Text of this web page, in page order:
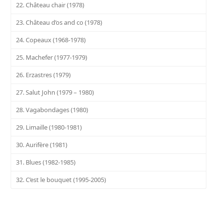
22. Château chair (1978)
23. Château d’os and co (1978)
24. Copeaux (1968-1978)
25. Machefer (1977-1979)
26. Erzastres (1979)
27. Salut John (1979 – 1980)
28. Vagabondages (1980)
29. Limaille (1980-1981)
30. Aurifère (1981)
31. Blues (1982-1985)
32. C’est le bouquet (1995-2005)